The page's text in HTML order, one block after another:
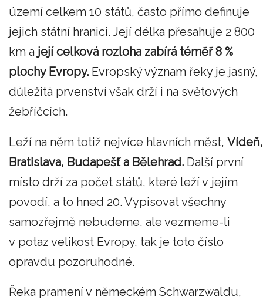
území celkem 10 států, často přímo definuje
jejich státní hranici. Její délka přesahuje 2 800
km a její celková rozloha zabírá téměř 8 %
plochy Evropy. Evropský význam řeky je jasný,
důležitá prvenství však drží i na světových
žebříčcích.
Leží na něm totiž nejvíce hlavních měst, Vídeň,
Bratislava, Budapešť a Bělehrad. Další první
místo drží za počet států, které leží v jejím
povodí, a to hned 20. Vypisovat všechny
samozřejmě nebudeme, ale vezmeme-li
v potaz velikost Evropy, tak je toto číslo
opravdu pozoruhodné.
Řeka pramení v německém Schwarzwaldu,